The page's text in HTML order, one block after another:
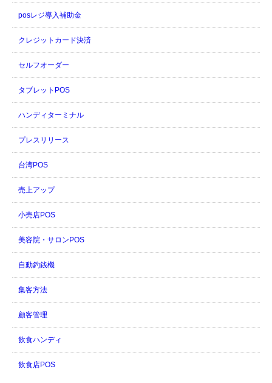
posレジ導入補助金
クレジットカード決済
セルフオーダー
タブレットPOS
ハンディターミナル
プレスリリース
台湾POS
売上アップ
小売店POS
美容院・サロンPOS
自動釣銭機
集客方法
顧客管理
飲食ハンディ
飲食店POS